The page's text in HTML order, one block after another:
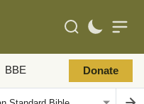
BBE Donate